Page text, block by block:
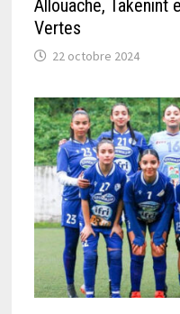
Allouache, Takenint
Vertes
22 octobre 2024